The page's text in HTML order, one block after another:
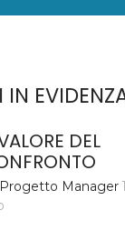
IN
DEL
Progetto Manager